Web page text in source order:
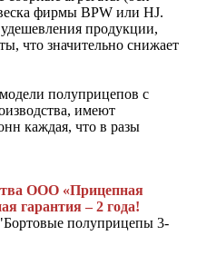
фирмы BPW или HJ.
продукции,
что значительно снижает
полуприцепов с
имеют
каждая, что в разы
ООО «Прицепная
гарантия – 2 года!
полуприцепы 3-